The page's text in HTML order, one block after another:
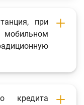
при
мобильном
кредита